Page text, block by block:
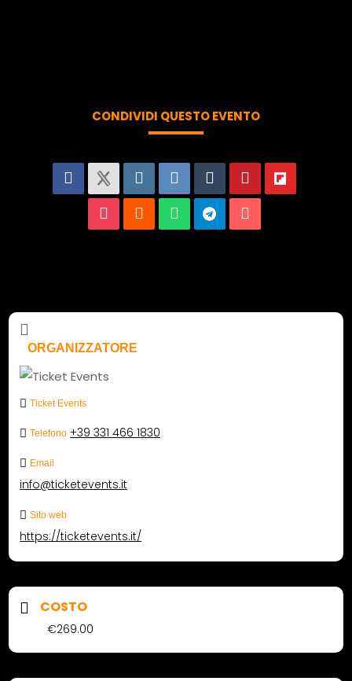
CONDIVIDI QUESTO EVENTO
ORGANIZZATORE
Ticket Events
Telefono +39 331 466 1830
Email
info@ticketevents.it
Sito web
https://ticketevents.it/
COSTO
€269.00